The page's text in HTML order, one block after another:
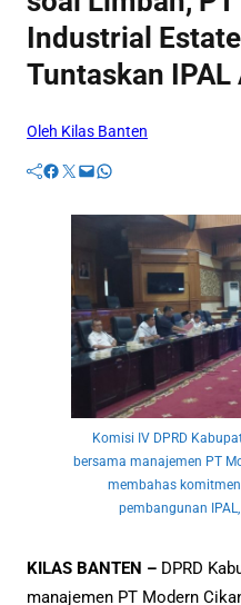
Industrial
Tuntaskan
Oleh Kilas Banten
Facebook Twitter Mail WhatsApp
Komisi IV DPRD
bersama manajemen PT
membahas
pembangunan
KILAS BANTEN – DPRD
manajemen PT Modern